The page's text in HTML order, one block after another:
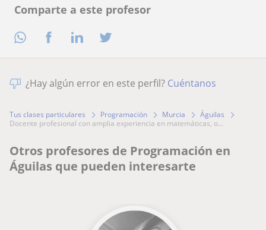
Comparte a este profesor
¿Hay algún error en este perfil? Cuéntanos
Tus clases particulares Programación Murcia
Águilas
docente profesional con amplia experiencia en matemáticas, o...
Otros profesores de Programación en
Águilas que pueden interesarte